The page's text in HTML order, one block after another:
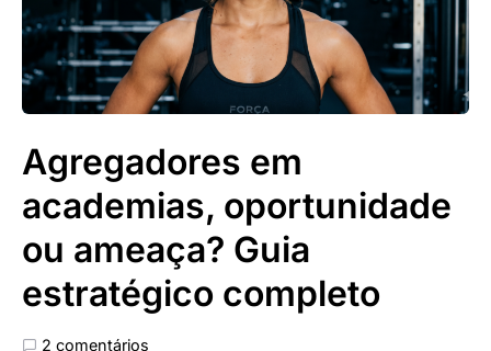
Agregadores em
academias, oportunidade
ou ameaça? Guia
estratégico completo
2 comentários